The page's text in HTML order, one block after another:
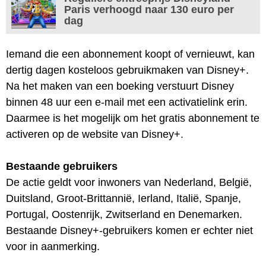
Paris verhoogd naar 130 euro per
dag
Iemand die een abonnement koopt of vernieuwt, kan
dertig dagen kosteloos gebruikmaken van Disney+.
Na het maken van een boeking verstuurt Disney
binnen 48 uur een e-mail met een activatielink erin.
Daarmee is het mogelijk om het gratis abonnement te
activeren op de website van Disney+.
Bestaande gebruikers
De actie geldt voor inwoners van Nederland, België,
Duitsland, Groot-Brittannië, Ierland, Italië, Spanje,
Portugal, Oostenrijk, Zwitserland en Denemarken.
Bestaande Disney+-gebruikers komen er echter niet
voor in aanmerking.